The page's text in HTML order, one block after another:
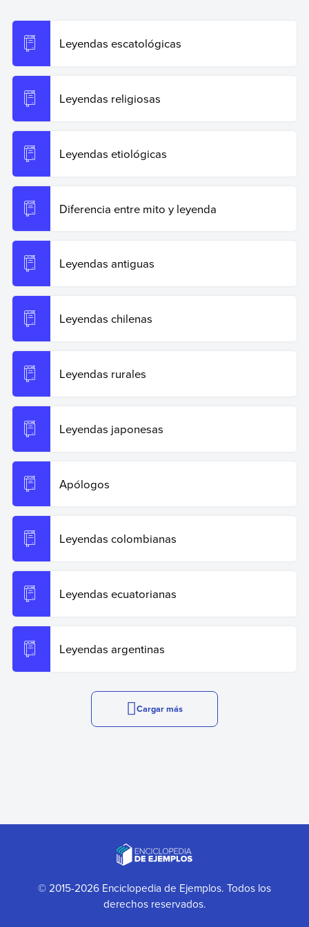
de junio de 2026 de
infantiles/ .
Copiar cita
Leyendas escatológicas
Leyendas religiosas
Leyendas etiológicas
Diferencia entre mito y leyenda
Leyendas antiguas
Leyendas chilenas
Leyendas rurales
Leyendas japonesas
Apólogos
Leyendas colombianas
Leyendas ecuatorianas
Leyendas argentinas
Cargar más
© 2015-2026 Enciclopedia de Ejemplos. Todos los
derechos reservados.